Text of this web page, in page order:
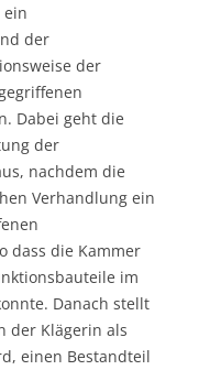
ein
der
der
Dabei geht die
der
nachdem die
Verhandlung ein
dass die Kammer
im
Danach stellt
der Klägerin als
einen Bestandteil